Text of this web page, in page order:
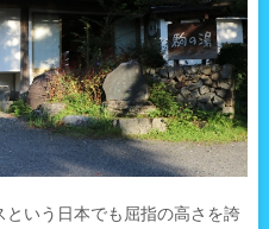
いう日本でも屈指の高さを誇